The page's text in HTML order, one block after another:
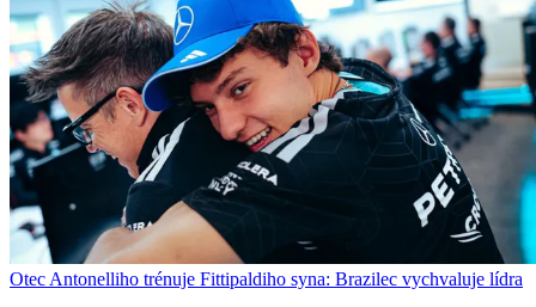
Otec Antonelliho trénuje Fittipaldiho syna: Brazilec vychvaluje lídra